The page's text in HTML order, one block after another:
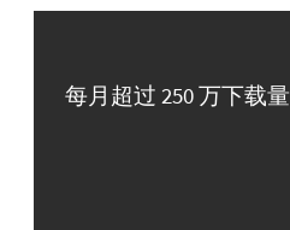
每月超过 250 万下载量